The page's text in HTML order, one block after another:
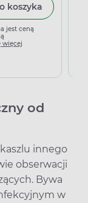
Dodaj do koszyka
jest ceną
więcej
od
innego
obserwacji
Bywa
w